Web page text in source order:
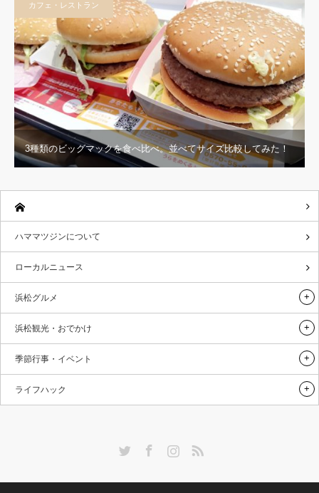
カフェ・レストラン
3種類のビッグマックを食べ比べ。並べてサイズ比較してみた！
ハママツジンについて
ローカルニュース
浜松グルメ
浜松観光・おでかけ
季節行事・イベント
ライフハック